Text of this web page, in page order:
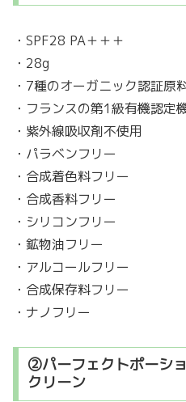
・SPF28 PA＋＋＋
・28g
・7種のオーガニック認証原
・フランスの第1級有機認定
・紫外線吸収剤不使用
・パラベンフリー
・合成着色料フリー
・合成香料フリー
・シリコンフリー
・鉱物油フリー
・アルコールフリー
・合成保存料フリー
・ナノフリー
②パーフェクトポーシ
クリーン